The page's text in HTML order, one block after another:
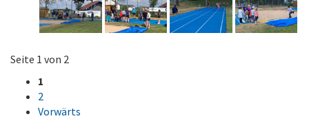
Seite 1 von 2
1
2
Vorwärts